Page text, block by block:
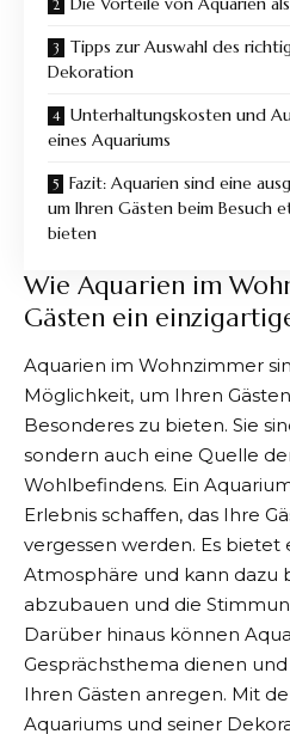
Tipps zur Auswahl des
Dekoration
Unterhaltungskosten und
eines Aquariums
Fazit: Aquarien sind eine
um Ihren Gästen beim Besuch
bieten
Wie Aquarien im
Gästen ein
Aquarien im Wohnzimmer
Möglichkeit, um Ihren
Besonderes zu bieten. Sie
sondern auch eine Quelle
Wohlbefindens. Ein
Erlebnis schaffen, das Ihre
vergessen werden. Es
Atmosphäre und kann dazu
abzubauen und die
Darüber hinaus können
Gesprächsthema dienen
Ihren Gästen anregen. Mit
Aquariums und seiner